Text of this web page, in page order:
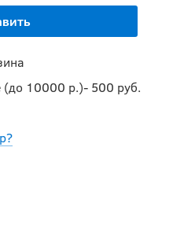
(до 10000 р.)- 500 руб.